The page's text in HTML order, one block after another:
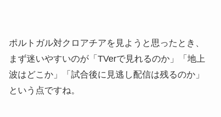
ポルトガル対クロアチアを見ようと思ったとき、
まず迷いやすいのが「TVerで見れるのか」「地上
波はどこか」「試合後に見逃し配信は残るのか」
という点ですね。